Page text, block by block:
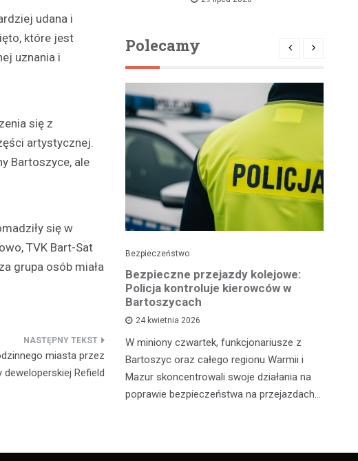
udana i
które jest
uznania i
się z
artystycznej.
Bartoszyce, ale
się w
TVK Bart-Sat
grupa osób miała
miasta przez
Refield
Polecamy
osób
z różnymi
Pierwszy
Bezpieczeństwo
Bezpieczne przejazdy kolejowe:
Policja kontroluje kierowców w
Bartoszycach
24 kwietnia 2026
W miniony czwartek, funkcjonariusze z
Bartoszyc oraz całego regionu Warmii i
Mazur skoncentrowali swoje działania na
poprawie bezpieczeństwa na przejazdach…